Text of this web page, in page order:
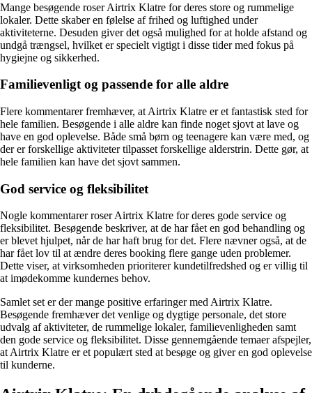
Mange besøgende roser Airtrix Klatre for deres store og rummelige
lokaler. Dette skaber en følelse af frihed og luftighed under
aktiviteterne. Desuden giver det også mulighed for at holde afstand og
undgå trængsel, hvilket er specielt vigtigt i disse tider med fokus på
hygiejne og sikkerhed.
Familievenligt og passende for alle aldre
Flere kommentarer fremhæver, at Airtrix Klatre er et fantastisk sted for
hele familien. Besøgende i alle aldre kan finde noget sjovt at lave og
have en god oplevelse. Både små børn og teenagere kan være med, og
der er forskellige aktiviteter tilpasset forskellige alderstrin. Dette gør, at
hele familien kan have det sjovt sammen.
God service og fleksibilitet
Nogle kommentarer roser Airtrix Klatre for deres gode service og
fleksibilitet. Besøgende beskriver, at de har fået en god behandling og
er blevet hjulpet, når de har haft brug for det. Flere nævner også, at de
har fået lov til at ændre deres booking flere gange uden problemer.
Dette viser, at virksomheden prioriterer kundetilfredshed og er villig til
at imødekomme kundernes behov.
Samlet set er der mange positive erfaringer med Airtrix Klatre.
Besøgende fremhæver det venlige og dygtige personale, det store
udvalg af aktiviteter, de rummelige lokaler, familievenligheden samt
den gode service og fleksibilitet. Disse gennemgående temaer afspejler,
at Airtrix Klatre er et populært sted at besøge og giver en god oplevelse
til kunderne.